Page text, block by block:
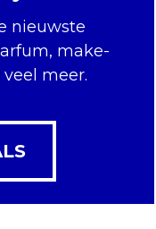
nieuwste
make-
meer.